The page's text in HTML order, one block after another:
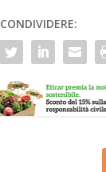
CONDIVIDERE: